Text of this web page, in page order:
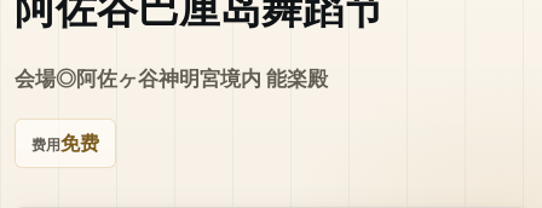
阿佐谷巴厘岛舞蹈节
会場◎阿佐ヶ谷神明宮境内 能楽殿
费用免费